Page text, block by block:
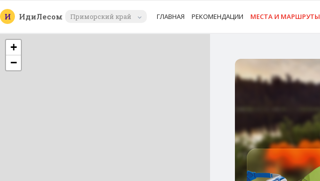
И ИдиЛесом Приморский край ГЛАВНАЯ РЕКОМЕНДАЦИИ МЕСТА И МАРШРУТЫ
+
−